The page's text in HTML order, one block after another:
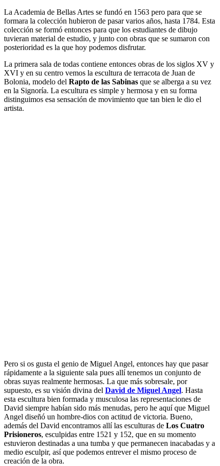
La Academia de Bellas Artes se fundó en 1563 pero para que se
formara la colección hubieron de pasar varios años, hasta 1784. Esta
colección se formó entonces para que los estudiantes de dibujo
tuvieran material de estudio, y junto con obras que se sumaron con
posterioridad es la que hoy podemos disfrutar.
La primera sala de todas contiene entonces obras de los siglos XV y
XVI y en su centro vemos la escultura de terracota de Juan de
Bolonia, modelo del Rapto de las Sabinas que se alberga a su vez
en la Signoría. La escultura es simple y hermosa y en su forma
distinguimos esa sensación de movimiento que tan bien le dio el
artista.
Pero si os gusta el genio de Miguel Angel, entonces hay que pasar
rápidamente a la siguiente sala pues allí tenemos un conjunto de
obras suyas realmente hermosas. La que más sobresale, por
supuesto, es su visión divina del David de Miguel Angel. Hasta
esta escultura bien formada y musculosa las representaciones de
David siempre habían sido más menudas, pero he aquí que Miguel
Angel diseñó un hombre-dios con actitud de victoria. Bueno,
además del David encontramos allí las esculturas de Los Cuatro
Prisioneros, esculpidas entre 1521 y 152, que en su momento
estuvieron destinadas a una tumba y que permanecen inacabadas y a
medio esculpir, así que podemos entrever el mismo proceso de
creación de la obra.